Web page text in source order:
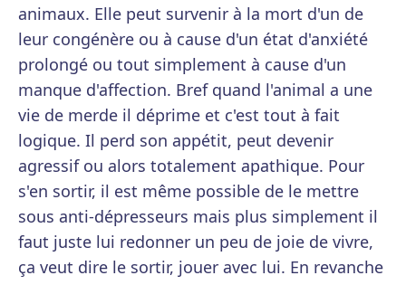
animaux. Elle peut survenir à la mort d'un de
leur congénère ou à cause d'un état d'anxiété
prolongé ou tout simplement à cause d'un
manque d'affection. Bref quand l'animal a une
vie de merde il déprime et c'est tout à fait
logique. Il perd son appétit, peut devenir
agressif ou alors totalement apathique. Pour
s'en sortir, il est même possible de le mettre
sous anti-dépresseurs mais plus simplement il
faut juste lui redonner un peu de joie de vivre,
ça veut dire le sortir, jouer avec lui. En revanche